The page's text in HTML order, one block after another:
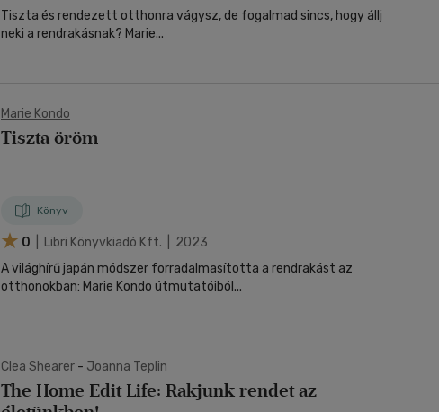
Tiszta és rendezett otthonra vágysz, de fogalmad sincs, hogy állj
neki a rendrakásnak? Marie...
Marie Kondo
Tiszta öröm
Könyv
0
| Libri Könyvkiadó Kft. | 2023
A világhírű japán módszer forradalmasította a rendrakást az
otthonokban: Marie Kondo útmutatóiból...
Clea Shearer - Joanna Teplin
The Home Edit Life: Rakjunk rendet az